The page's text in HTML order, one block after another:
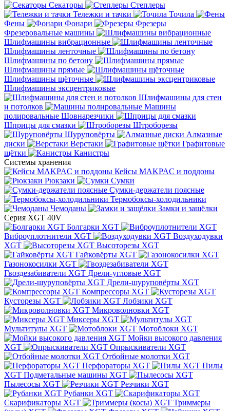
Секаторы
Степлеры
Тележки и тачки
Точила
Фены
Фонари
Фрезеры
Фрезеровальные машины
Шлифмашины вибрационные
Шлифмашины ленточные
Шлифмашины по бетону
Шлифмашины прямые
Шлифмашины щёточные
Шлифмашины эксцентриковые
Шлифмашины для стен
и потолков
Машины
полировальные Шовнарезчики
Шприцы для смазки
Штроборезы
Шуруповёрты
Алмазные
диски
Верстаки
Графитовые
щётки
Канистры
Системы хранения
Кейсы MAKPAC и поддоны
Рюкзаки
Сумки
Сумки-держатели поясные
Термобоксы-холодильники
Чемоданы
Замки и защёлки
Серия XGT 40V
Болгарки XGT
Виброуплотнители XGT
Воздуходувки
XGT
Высоторезы XGT
Гайковёрты XGT
Газонокосилки XGT
Гвоздезабиватели XGT Дрели-угловые XGT
Дрели-шуруповёрты XGT
Компрессоры XGT
Кусторезы XGT
Лобзики XGT
Микроволновки XGT
Миксеры XGT
Мультитулы XGT
Мотоблоки XGT
Мойки высокого давления
XGT
Опрыскиватели XGT
Отбойные молотки XGT
Перфораторы XGT
Пилы
XGT Подметальные машины XGT
Пылесосы XGT
Резчики XGT
Рубанки XGT
Скарификаторы XGT
Триммеры